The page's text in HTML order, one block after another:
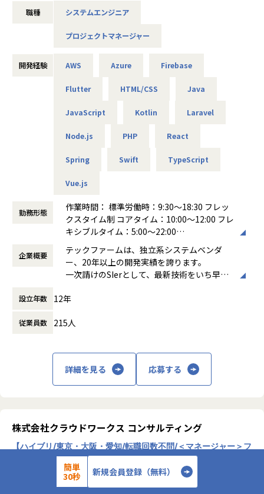
【プライム案件70%＋高い商流】
を中心とした新規開拓力により、エンド直・元請け直のプラ
上流工程やモダンな技術環境で経験を積める案件が豊富で、
s, AWS／エンド直）
・公共事業向けインフラ設計構築（Linux, Shell／元請け
・フロントエンド開発（Vue.js, Nuxt.js, TypeScript／エンド
【年4回の昇給と目標管理】
Yakudoでは3ヶ月ごとに昇給のタイミングがあります。
入社時に年間目標を設定し、毎月の1on1面談で振り返りと
フィードバックを実施。
月間目標の設定→実行→振り返りのサイクルを回すことで、
これはただの評価制度ではなく、「社員のキャリアを代表や
入社後も月1回の1on1面談で、キャリアの悩みや目標を直接
SESでありがちな「会社の顔が見えない」という不安があり
くれる社風が分かった」という声も。
代表に加え営業スタッフがエンジニアをフォローする体制
で、チャットやビデオ通話でいつでも相談OK。リモートワー
クが中心でも、孤独を感じさせない環境を整えています。
ノベーションを増やし、世界市場で競争力を持つ日本のIT企
まずは当社がグローバルマーケットで通用する企業になるこ
会社の規定に準ずる
ジェクト管理経験を積み、柔軟なスキルアップが可能です。
の激しい市場や先端技術を活用したプロジェクトで即戦力と
も深く関わることができ、ご自身の意思やアイデアを形にし
・「ゆたかな人生のきっかけを」を理念に掲げ、多様な職種
（コンサルタント・エンジニア・デザイナー等）が協働し合
うフラットな組織文化が根付いています。
・グループ全体が急成長フェーズにあり、主体的に組織成長
を実感しながらキャリアを築くことができます。
・資格取得支援や書籍購入補助、社内勉強会など、自己成長
・成果主義に基づいた評価制度が整っており、年功序列では
・コアタイムなしのフルフレックス制度とリモートワークを
導入しており、月平均残業時間は10～20時間と、ワークライ
フバランスを重視した柔軟な働き方が実現できます。
【業務の変更の範囲】
会社の定める範囲
す。
が法律の専門家としてプロの弁護士で構成されるように、
たい」という想いから付けられました。
システム開発を行う中で、私たちが直接会話をするのはお客
デザインシンキングの考え方を基に、お客様が何となくイメ
株式会社NTTドコモ：しゃべってコンシェル（意図解釈サー
第一生命株式会社：健康第一（アプリ開発／アジャイル）
カシオ計算機株式会社：G-SHOCK Connected（腕時計G-SH
OCK連携アプリ）
エフコープ生活協同組合：コープのれいちゃん（冷蔵庫食材
大正製薬株式会社：RAIZIN（Webプロモーション、キャンペ
株式会社SBI証券：取引サイト（サイトリニューアル）
〜 90%以上の案件は顧客から 直接受託 ・ プライム開発〜
お客様と直接話をし、どうシステムを造るか、からプロジェ
クトに参画することができます。
も特徴です。（戦略的に期間限定で常駐の可能性もまれにあ
ります、ご応募頂く時点で分かっている場合は事前にお話し
致します）
Web、スマホアプリ、基幹システムなど、要件定義や機能・
非機能設計をお任せします。
職種 システムエンジニア
プロジェクトマネージャー
開発経験 AWS Azure Firebase
Flutter HTML/CSS Java
JavaScript Kotlin Laravel
Node.js PHP React
Spring Swift TypeScript
Vue.js
勤務形態
作業時間： 標準労働時：9:30～18:30 フレッ
クスタイム制 コアタイム：10:00〜12:00 フレ
キシブルタイム：5:00～22:00
裁量労働制
時間外労働の有無： 有（月平均10時間）
休憩時間： 60分
企業概要
テックファームは、独立系システムベンダ
ー、20年以上の開発実績を誇ります。
一次請けのSIerとして、最新技術をいち早く
界で、お客さまが抱えている課題解決や効率
設立年数 12年
従業員数 215人
詳細を見る 応募する
株式会社クラウドワークス コンサルティング
【ハイブリ/東京・大阪・愛知/転職回数不問/＜マネージャー＞フ
ロントエンドエンジニア/JavaScript又はTypeScriptの開発経験
5年以上（JavaScript/TypeScript/React/Angular/Vue.js）】
テクノロジーと共創力で、ビジネス成長を加速する！クラウド時
代の伴走型コンサルティング企業！のリモートワーク求人
簡単
30秒
新規会員登録（無料）